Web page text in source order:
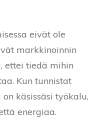
eivät ole
markkinoinnin
ettei tiedä mihin
Kun tunnistat
käsissäsi työkalu,
energiaa.